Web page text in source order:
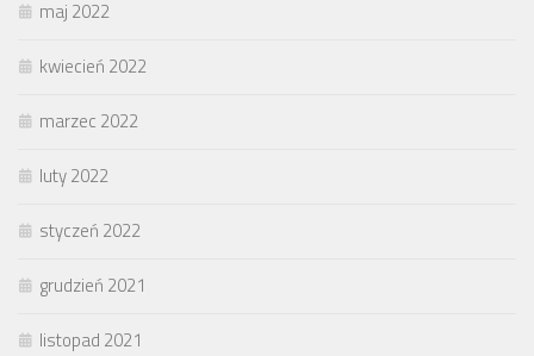
maj 2022
kwiecień 2022
marzec 2022
luty 2022
styczeń 2022
grudzień 2021
listopad 2021